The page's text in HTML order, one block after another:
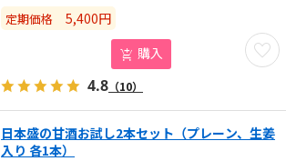
お気
定期価格 5,400円
購入
4.8 （10）
日本盛の甘酒お試し2本セット（プレーン、生姜
入り 各1本）